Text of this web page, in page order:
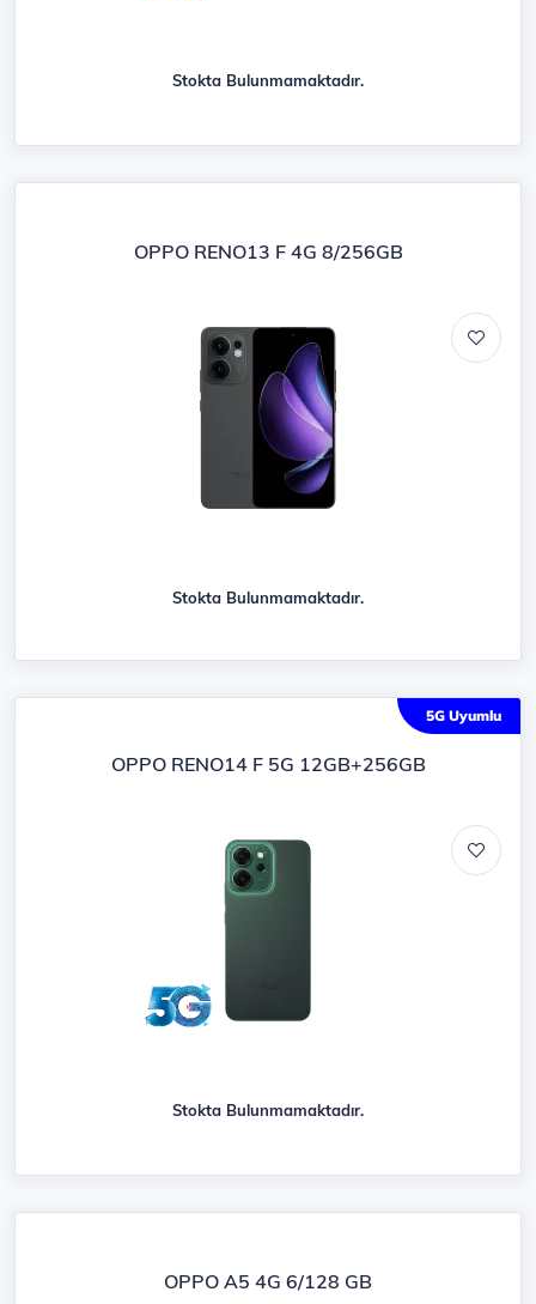
Stokta Bulunmamaktadır.
OPPO RENO13 F 4G 8/256GB
Stokta Bulunmamaktadır.
5G Uyumlu
OPPO RENO14 F 5G 12GB+256GB
Stokta Bulunmamaktadır.
OPPO A5 4G 6/128 GB